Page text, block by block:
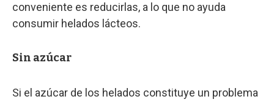
conveniente es reducirlas, a lo que no ayuda
consumir helados lácteos.
Sin azúcar
Si el azúcar de los helados constituye un problema